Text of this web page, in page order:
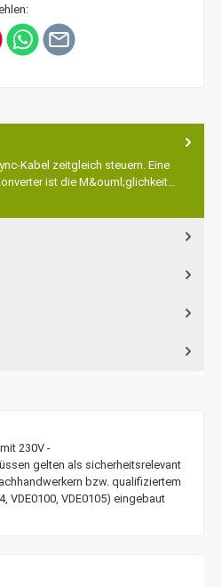
Kabel zeitgleich steuern. Eine
ist die M&ouml;glichkeit…
230V -
gelten als sicherheitsrelevant
bzw. qualifiziertem
VDE0100, VDE0105) eingebaut